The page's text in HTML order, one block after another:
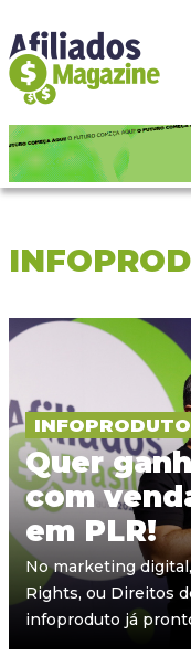
INFOPRODUTO
Quer
com
em PLR!
No marketing
Rights, ou Direitos
infoproduto já